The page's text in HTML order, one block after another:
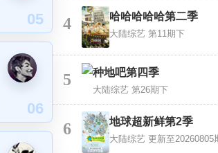
05
06
4 哈哈哈哈哈第二季
大陆综艺 第11期下
5 种地吧第四季
大陆综艺 第26期下
6 地球超新鲜第2季
大陆综艺 更新至20260805